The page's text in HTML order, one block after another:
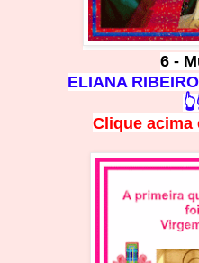
6 -
ELIANA
Clique acima